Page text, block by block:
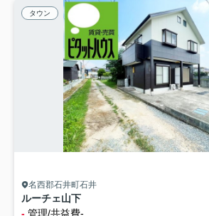
タウン
名西郡石井町石井
ルーチェ山下
- 管理/共益費-